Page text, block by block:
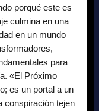
porqué este es
culmina en una
en un mundo
para
«El Próximo
es un portal a un
conspiración tejen